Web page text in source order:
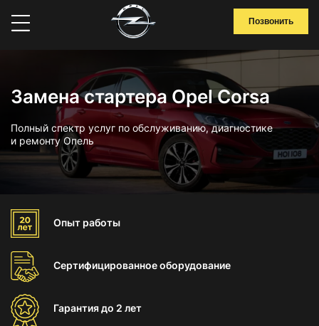
Позвонить
Замена стартера Opel Corsa
Полный спектр услуг по обслуживанию, диагностике
и ремонту Опель
Опыт работы
Сертифицированноеоборудование
Гарантиядо 2 лет